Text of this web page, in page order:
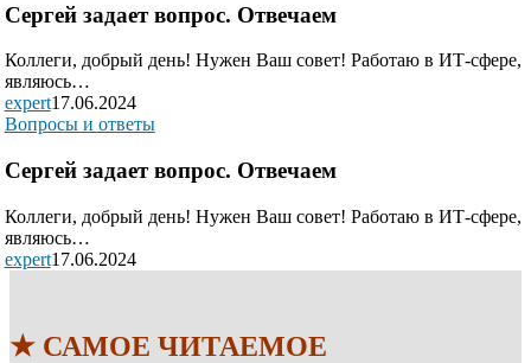
Сергей задает вопрос. Отвечаем
Коллеги, добрый день! Нужен Ваш совет! Работаю в ИТ-сфере,
являюсь…
expert17.06.2024
Вопросы и ответы
Сергей задает вопрос. Отвечаем
Коллеги, добрый день! Нужен Ваш совет! Работаю в ИТ-сфере,
являюсь…
expert17.06.2024
★ САМОЕ ЧИТАЕМОЕ